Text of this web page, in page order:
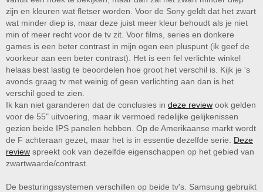
zijn en kleuren wat fletser worden. Voor de Sony geldt dat het zwart
wat minder diep is, maar deze juist meer kleur behoudt als je niet
min of meer recht voor de tv zit. Voor films, series en donkere
games is een beter contrast in mijn ogen een pluspunt (ik geef de
voorkeur aan een beter contrast). Het is een fel verlichte winkel
helaas best lastig te beoordelen hoe groot het verschil is. Kijk je 's
avonds graag tv met weinig of geen verlichting aan dan is het
verschil goed te zien.
Ik kan niet garanderen dat de conclusies in deze review ook gelden
voor de 55" uitvoering, maar ik vermoed redelijke gelijkenissen
gezien beide IPS panelen hebben. Op de Amerikaanse markt wordt
de F achteraan gezet, maar het is in essentie dezelfde serie. Deze
review spreekt ook van dezelfde eigenschappen op het gebied van
zwartwaarde/contrast.
De besturingssystemen verschillen op beide tv's. Samsung gebruikt